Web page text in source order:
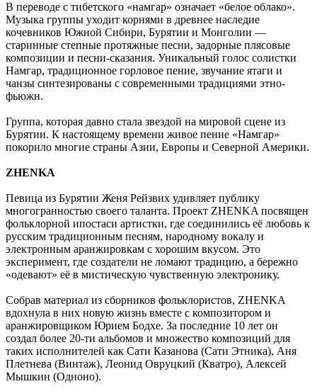
В переводе с тибетского «намгар» означает «белое облако».
Музыка группы уходит корнями в древнее наследие
кочевников Южной Сибири, Бурятии и Монголии —
старинные степные протяжные песни, задорные плясовые
композиции и песни-сказания. Уникальный голос солистки
Намгар, традиционное горловое пение, звучание ятаги и
чанзы синтезированы с современными традициями этно-
фьюжн.
Группа, которая давно стала звездой на мировой сцене из
Бурятии. К настоящему времени живое пение «Намгар»
покорило многие страны Азии, Европы и Северной Америки.
ZHENKA
Певица из Бурятии Женя Рейзвих удивляет публику
многогранностью своего таланта. Проект ZHENKA посвящен
фольклорной ипостаси артистки, где соединились её любовь к
русским традиционным песням, народному вокалу и
электронным аранжировкам с хорошим вкусом. Это
эксперимент, где создатели не ломают традицию, а бережно
«одевают» её в мистическую чувственную электронику.
Собрав материал из сборников фольклористов, ZHENKA
вдохнула в них новую жизнь вместе с композитором и
аранжировщиком Юрием Бодхе. За последние 10 лет он
создал более 20-ти альбомов и множество композиций для
таких исполнителей как Сати Казанова (Сати Этника), Аня
Плетнева (Винтаж), Леонид Овруцкий (Кватро), Алексей
Мышкин (Одноно).